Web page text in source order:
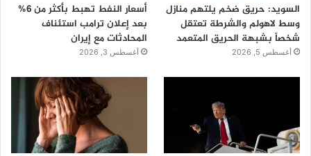
السويد: حريق ضخم يلتهم منازل
وسط لاهولم والشرطة تعتقل
شخصاً بشبهة الحريق المتعمد
أغسطس 5, 2026
أسعار النفط تهبط بأكثر من 6%
بعد إعلان ترامب استئناف
المحادثات مع إيران
أغسطس 3, 2026